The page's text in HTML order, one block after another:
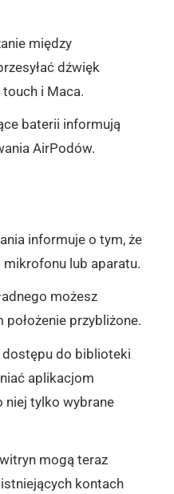
między
dźwięk
touch i Maca.
baterii informują
AirPodów.
informuje o tym, że
lub aparatu.
możesz
przybliżone.
do biblioteki
aplikacjom
niej tylko wybrane
mogą teraz
kontach